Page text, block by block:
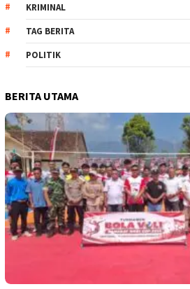
KRIMINAL
TAG BERITA
POLITIK
BERITA UTAMA